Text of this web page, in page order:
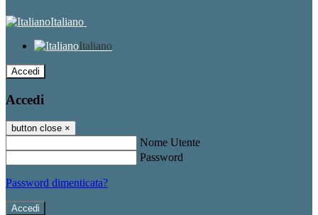
Italiano
Italiano
Accedi
Accedi
button close ×
Nome Utente
Password
Password dimenticata?